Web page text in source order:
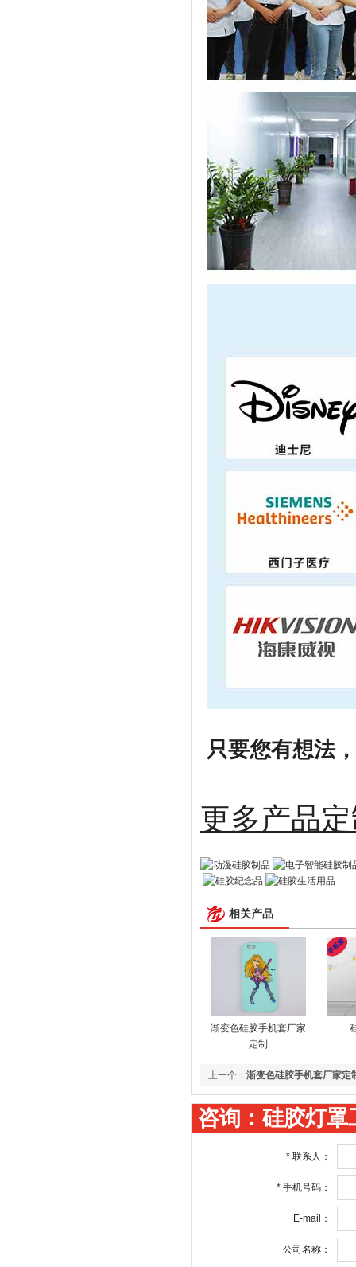
只要您有想法
更多
相关产品
渐变色硅胶手机套厂家
定制
上一个： 渐变色硅胶手机套厂家定
咨询：硅胶灯罩
* 联系人：
* 手机号码：
E-mail：
公司名称：